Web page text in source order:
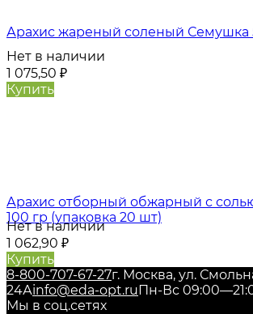
Арахис жареный соленый Семушка
Нет в наличии
1 075,50 ₽
Купить
Арахис отборный обжарный с
100 гр (упаковка 20 шт)
Нет в наличии
1 062,90 ₽
Купить
8-800-707-67-27г. Москва, ул.
24Аinfo@eda-opt.ruПн-Вс
Мы в соц.сетях